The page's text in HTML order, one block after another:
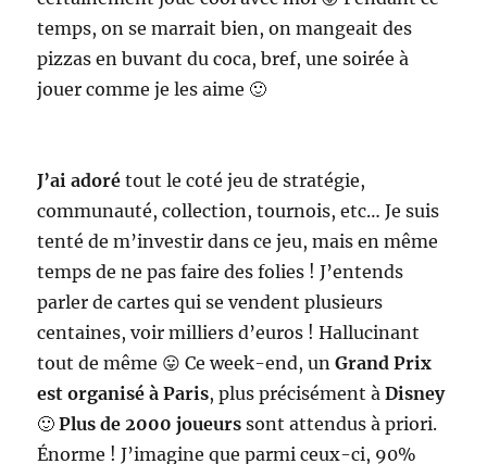
temps, on se marrait bien, on mangeait des
pizzas en buvant du coca, bref, une soirée à
jouer comme je les aime 🙂
J’ai adoré tout le coté jeu de stratégie,
communauté, collection, tournois, etc… Je suis
tenté de m’investir dans ce jeu, mais en même
temps de ne pas faire des folies ! J’entends
parler de cartes qui se vendent plusieurs
centaines, voir milliers d’euros ! Hallucinant
tout de même 😛 Ce week-end, unGrand Prix
est organisé à Paris, plus précisément àDisney
🙂Plus de 2000 joueurssont attendus à priori.
Énorme ! J’imagine que parmi ceux-ci, 90%